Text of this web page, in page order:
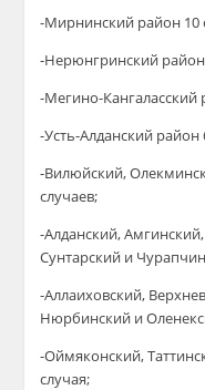
-Мирнинский район 10
-Нерюнгринский район
-Мегино-Кангаласский
-Усть-Алданский район
-Вилюйский,
случаев;
-Алданский,
Сунтарский и
-Аллаиховский,
Нюрбинский и
-Оймяконский,
случая;